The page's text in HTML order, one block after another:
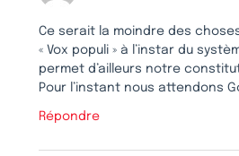
Ce serait la moindre des
« Vox populi » à l’instar du
permet d’ailleurs notre
Pour l’instant nous attendons
Répondre